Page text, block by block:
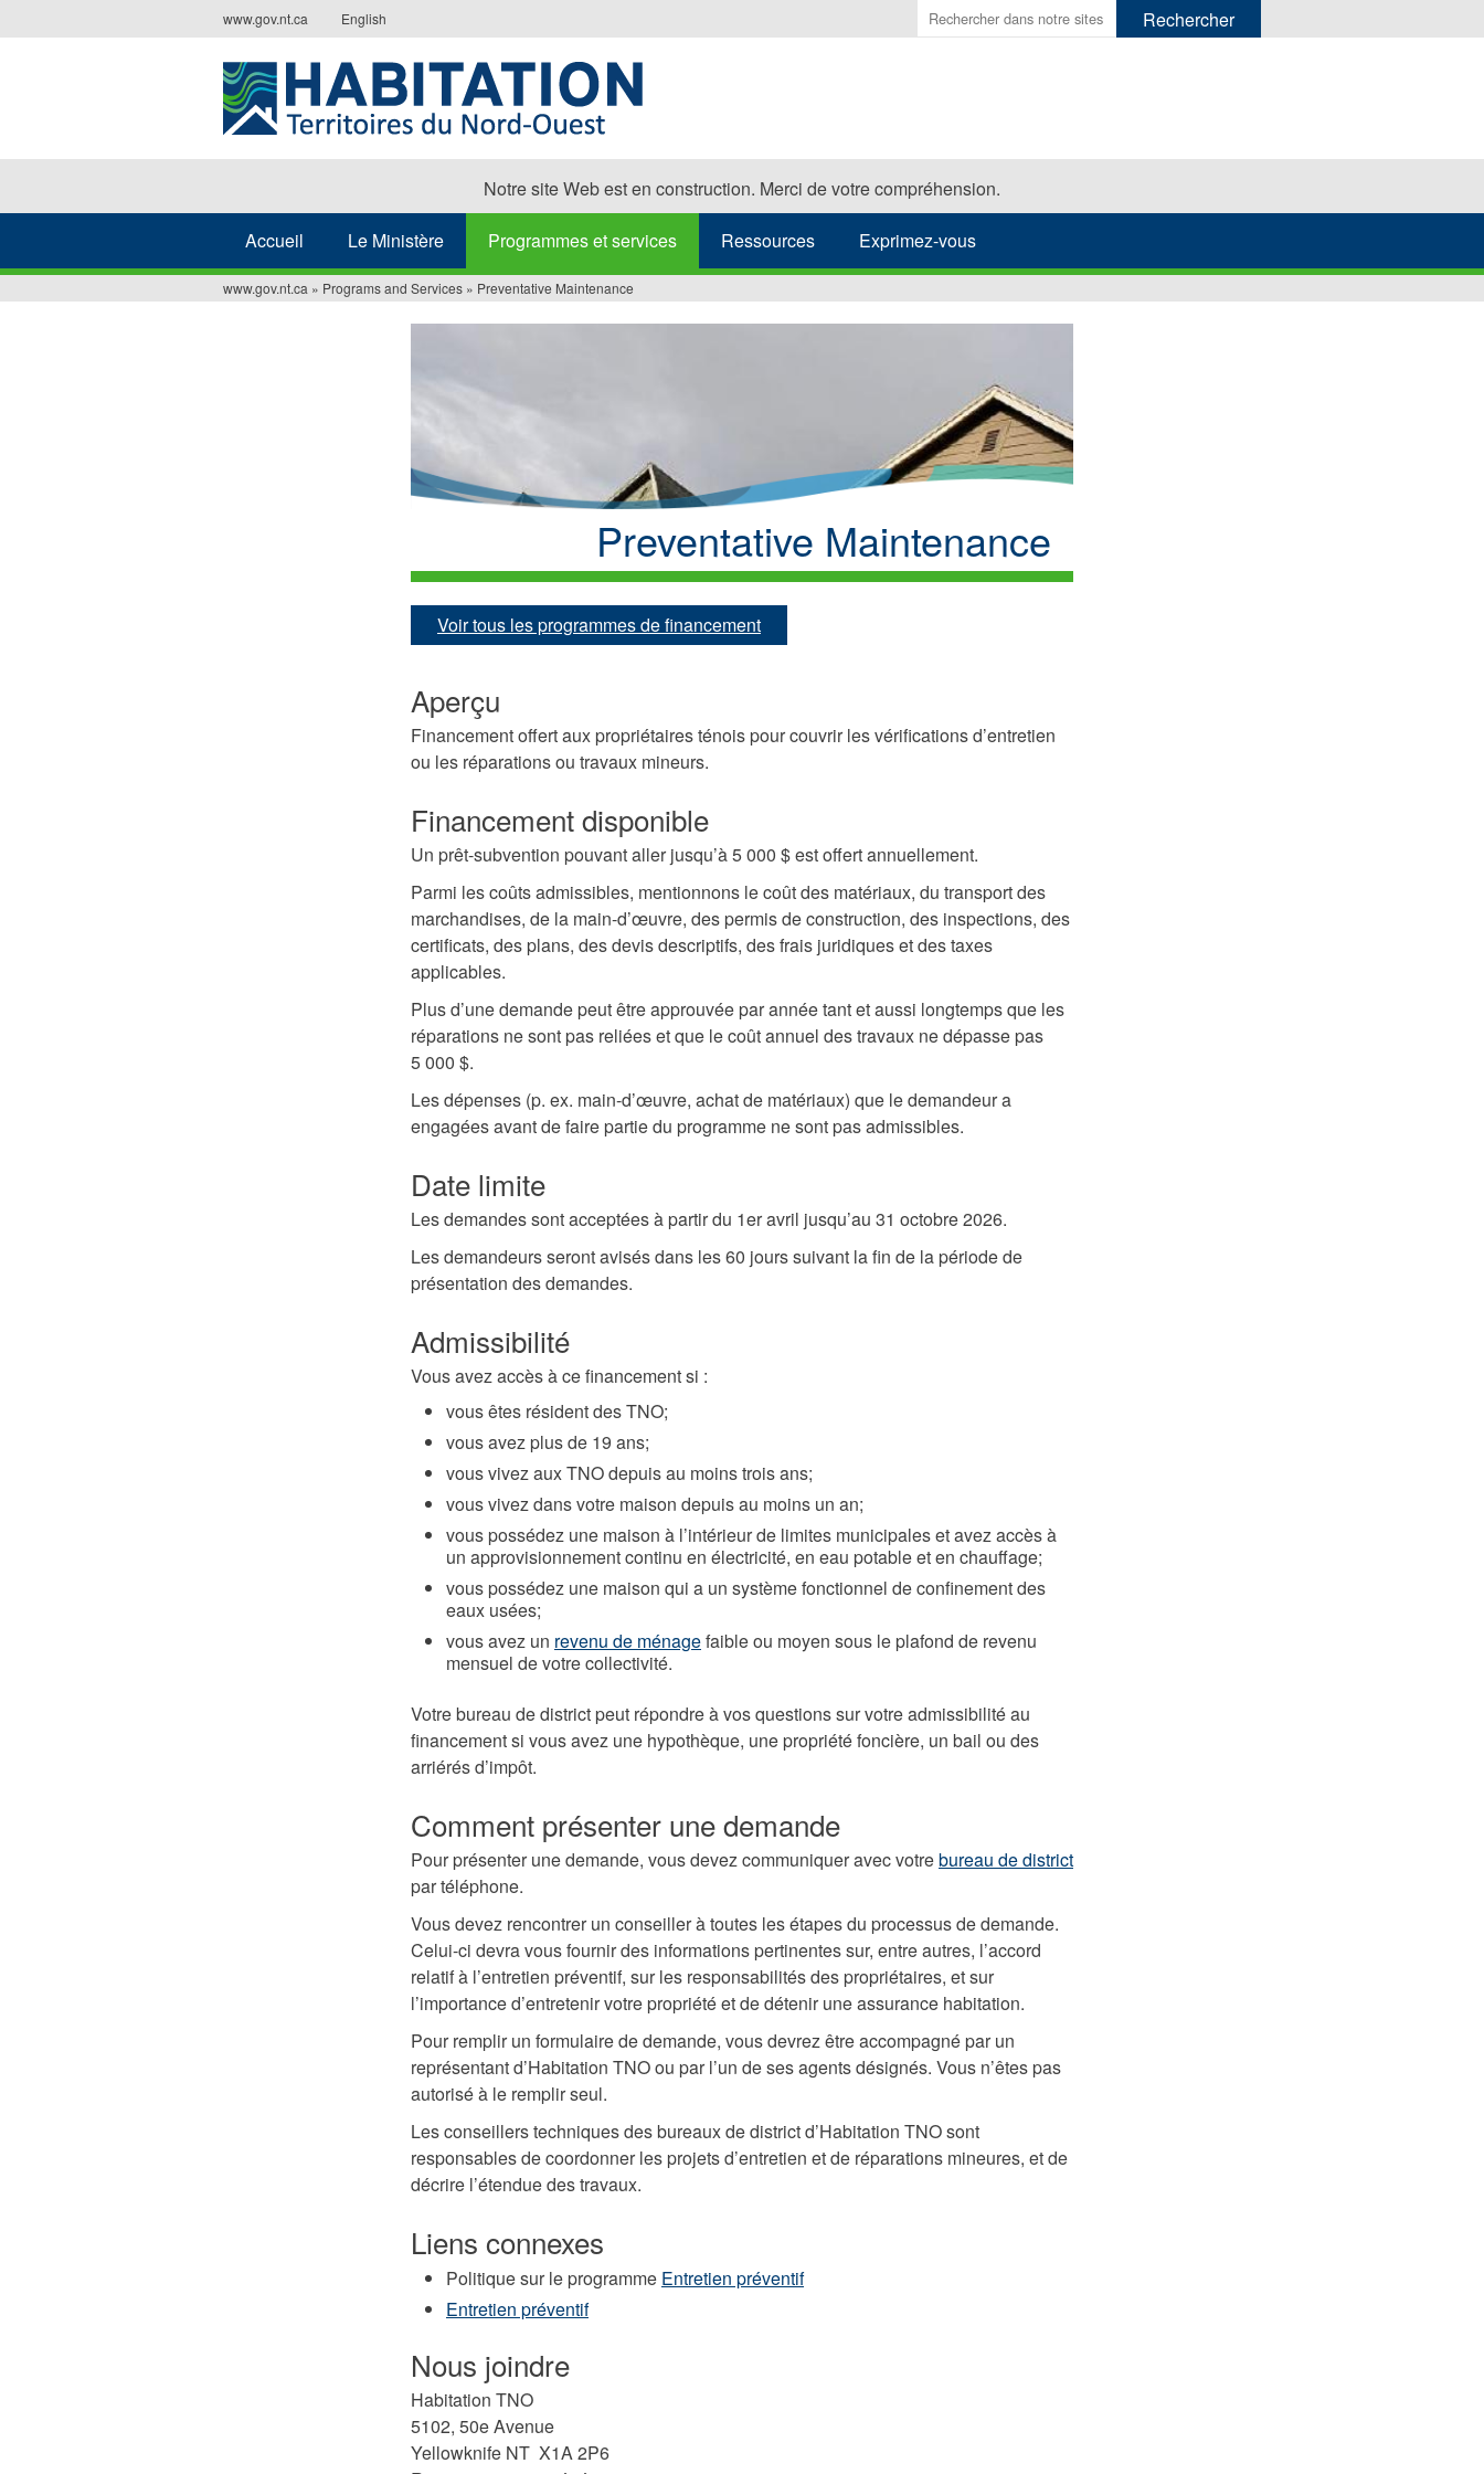
to
www.gov.nt.ca English
Saisir
les
Notre site Web est en construction. Merci de votre compréhension.
Accueil Le Ministère Programmes et services Ressources Exprimez-vous
www.gov.nt.ca » Programs and Services » Preventative Maintenance
Preventative Maintenance
Voir tous les programmes de financement
Aperçu
Financement offert aux propriétaires ténois pour couvrir les vérifications d’entretien
ou les réparations ou travaux mineurs.
Financement disponible
Un prêt-subvention pouvant aller jusqu’à 5 000 $ est offert annuellement.
Parmi les coûts admissibles, mentionnons le coût des matériaux, du transport des
marchandises, de la main-d’œuvre, des permis de construction, des inspections, des
certificats, des plans, des devis descriptifs, des frais juridiques et des taxes
applicables.
Plus d’une demande peut être approuvée par année tant et aussi longtemps que les
réparations ne sont pas reliées et que le coût annuel des travaux ne dépasse pas
5 000 $.
Les dépenses (p. ex. main-d’œuvre, achat de matériaux) que le demandeur a
engagées avant de faire partie du programme ne sont pas admissibles.
Date limite
Les demandes sont acceptées à partir du 1er avril jusqu’au 31 octobre 2026.
Les demandeurs seront avisés dans les 60 jours suivant la fin de la période de
présentation des demandes.
Admissibilité
Vous avez accès à ce financement si :
vous êtes résident des TNO;
vous avez plus de 19 ans;
vous vivez aux TNO depuis au moins trois ans;
vous vivez dans votre maison depuis au moins un an;
vous possédez une maison à l’intérieur de limites municipales et avez accès à
un approvisionnement continu en électricité, en eau potable et en chauffage;
vous possédez une maison qui a un système fonctionnel de confinement des
eaux usées;
vous avez un revenu de ménagefaible ou moyen sous le plafond de revenu
mensuel de votre collectivité.
Votre bureau de district peut répondre à vos questions sur votre admissibilité au
financement si vous avez une hypothèque, une propriété foncière, un bail ou des
arriérés d’impôt.
Comment présenter une demande
Pour présenter une demande, vous devez communiquer avec votrebureau de district
par téléphone.
Vous devez rencontrer un conseiller à toutes les étapes du processus de demande.
Celui-ci devra vous fournir des informations pertinentes sur, entre autres, l’accord
relatif à l’entretien préventif, sur les responsabilités des propriétaires, et sur
l’importance d’entretenir votre propriété et de détenir une assurance habitation.
Pour remplir un formulaire de demande, vous devrez être accompagné par un
représentant d’Habitation TNO ou par l’un de ses agents désignés. Vous n’êtes pas
autorisé à le remplir seul.
Les conseillers techniques des bureaux de district d’Habitation TNO sont
responsables de coordonner les projets d’entretien et de réparations mineures, et de
décrire l’étendue des travaux.
Liens connexes
Politique sur le programme Entretien préventif
Entretien préventif
Nous joindre
Habitation TNO
5102, 50e Avenue
Yellowknife NT X1A 2P6